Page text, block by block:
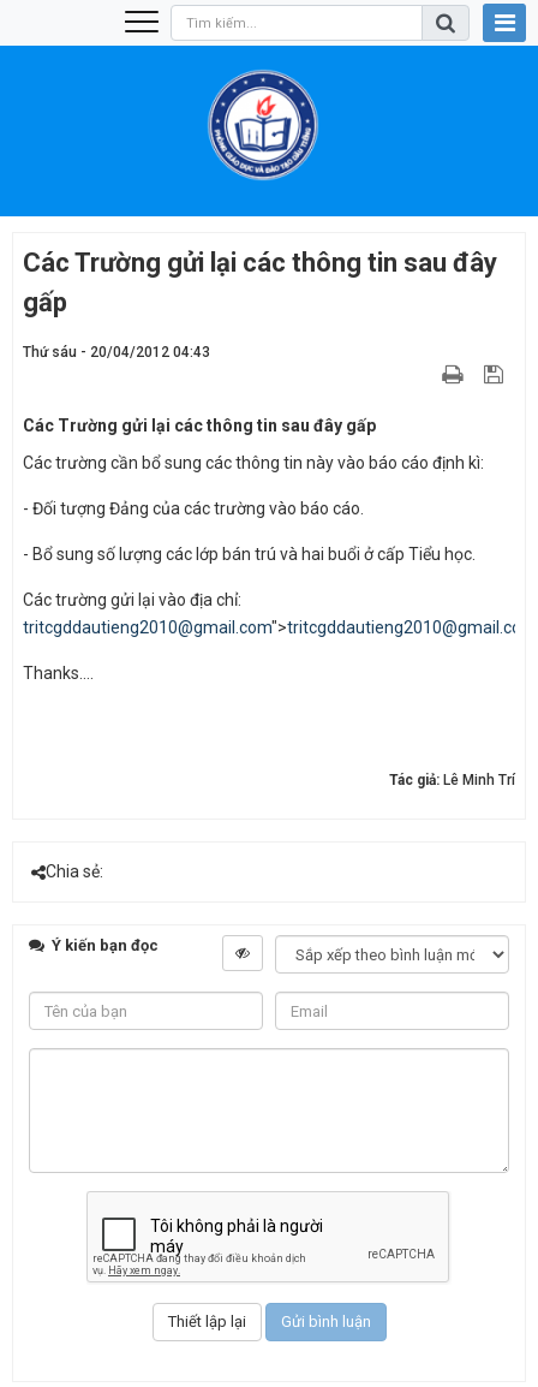
Các Trường gửi lại các thông tin sau đây
gấp
Thứ sáu - 20/04/2012 04:43
Các Trường gửi lại các thông tin sau đây gấp
Các trường cần bổ sung các thông tin này vào báo cáo định kì:
- Đối tượng Đảng của các trường vào báo cáo.
- Bổ sung số lượng các lớp bán trú và hai buổi ở cấp Tiểu học.
Các trường gửi lại vào địa chỉ:
tritcgddautieng2010@gmail.com">tritcgddautieng2010@gmail.com
Thanks....
Tác giả: Lê Minh Trí
Chia sẻ:
Ý kiến bạn đọc